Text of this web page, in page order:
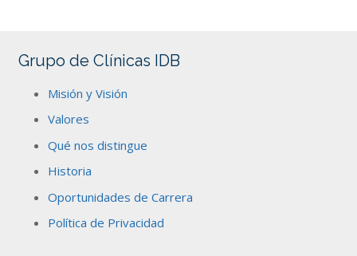
Grupo de Clínicas IDB
Misión y Visión
Valores
Qué nos distingue
Historia
Oportunidades de Carrera
Política de Privacidad